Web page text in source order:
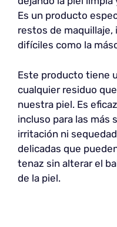
Es un producto
restos de maquillaje,
difíciles como la
Este producto tiene
cualquier residuo
nuestra piel. Es
incluso para las más
irritación ni
delicadas que
tenaz sin alterar el
de la piel.